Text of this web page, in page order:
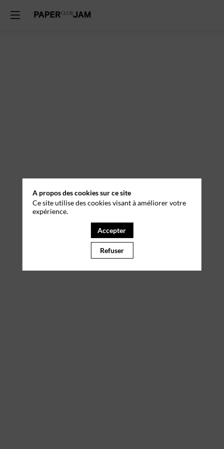
Il manque du contenu : rafraichissez votre navigateur
A propos des cookies sur ce site
Ce site utilise des cookies visant à améliorer votre
expérience.
Accepter
Refuser